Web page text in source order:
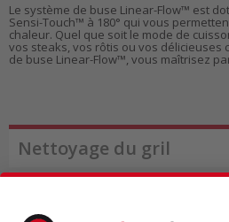
Le système de buse Linear-Flow™ est
Sensi-Touch™ à 180° qui vous
chaleur. Quel que soit le mode de
vos steaks, vos rôtis ou vos délicieuses
de buse Linear-Flow™, vous maîtrisez
Nettoyage du gril